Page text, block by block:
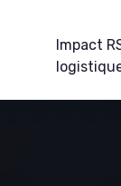
Impact